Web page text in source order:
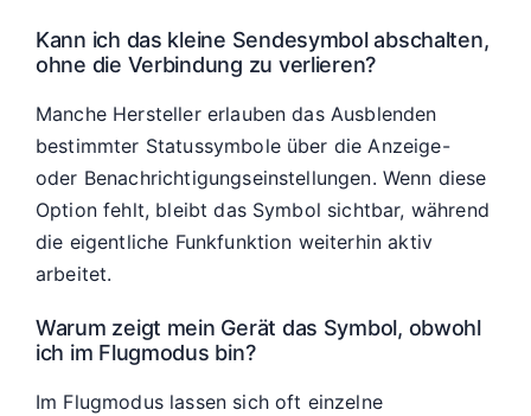
Kann ich das kleine Sendesymbol abschalten,
ohne die Verbindung zu verlieren?
Manche Hersteller erlauben das Ausblenden
bestimmter Statussymbole über die Anzeige-
oder Benachrichtigungseinstellungen. Wenn diese
Option fehlt, bleibt das Symbol sichtbar, während
die eigentliche Funkfunktion weiterhin aktiv
arbeitet.
Warum zeigt mein Gerät das Symbol, obwohl
ich im Flugmodus bin?
Im Flugmodus lassen sich oft einzelne